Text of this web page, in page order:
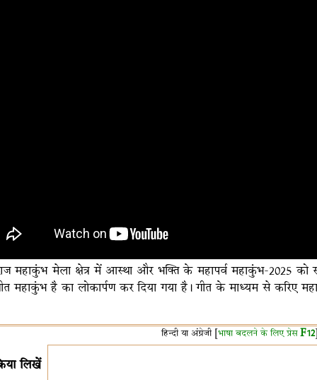
महाकुंभ मेला क्षेत्र में आस्था और भक्ति के महापर्व महाकुंभ-2025 को
महाकुंभ है का लोकार्पण कर दिया गया है। गीत के माध्यम से करिए
हिन्दी या अंग्रेजी [ भाषा बदलने के लिए प्रेस F12
लिखें